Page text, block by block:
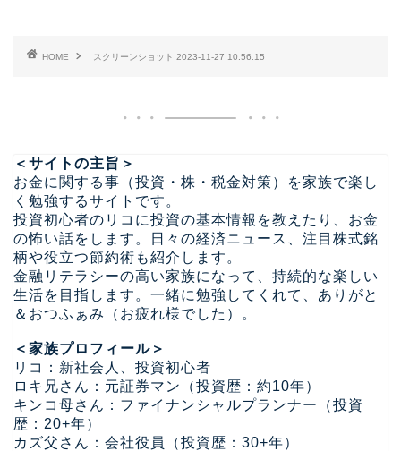
HOME スクリーンショット 2023-11-27 10.56.15
＜サイトの主旨＞
お金に関する事（投資・株・税金対策）を家族で楽し
く勉強するサイトです。
投資初心者のリコに投資の基本情報を教えたり、お金
の怖い話をします。日々の経済ニュース、注目株式銘
柄や役立つ節約術も紹介します。
金融リテラシーの高い家族になって、持続的な楽しい
生活を目指します。一緒に勉強してくれて、ありがと
＆おつふぁみ（お疲れ様でした）。
＜家族プロフィール＞
リコ：新社会人、投資初心者
ロキ兄さん：元証券マン（投資歴：約10年）
キンコ母さん：ファイナンシャルプランナー（投資
歴：20+年）
カズ父さん：会社役員（投資歴：30+年）